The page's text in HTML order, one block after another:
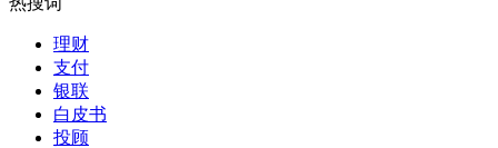
理财
支付
银联
白皮书
投顾